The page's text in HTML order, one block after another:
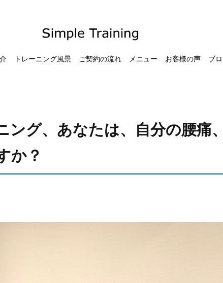
トレーニング風景 ご契約の流れ メニュー お客様の声 ブ
ング、あなたは、自分の腰痛
か？